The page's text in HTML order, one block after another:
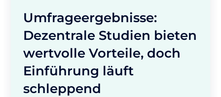
Umfrageergebnisse:
Dezentrale Studien bieten
wertvolle Vorteile, doch
Einführung läuft
schleppend